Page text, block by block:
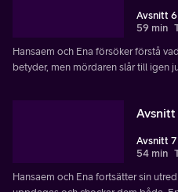
Avsnitt 6
59 min
Hansaem och Ena försöker förstå
betyder, men mördaren slår till igen
Avsnitt
Avsnitt 7
54 min
Hansaem och Ena fortsätter sin